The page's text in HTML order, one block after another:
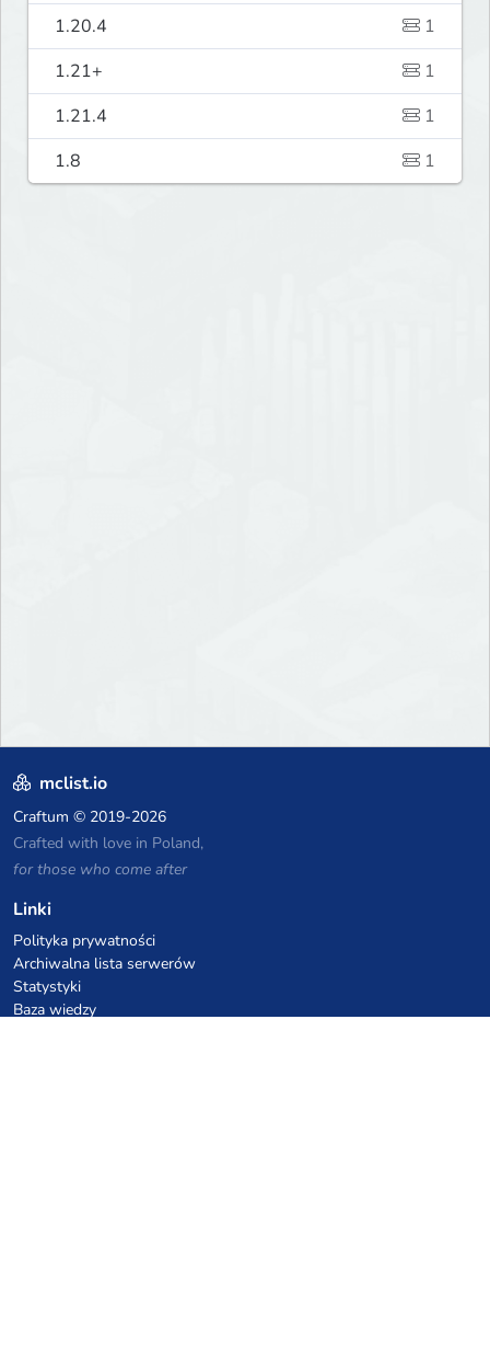
1.20.4
1
1.21+
1
1.21.4
1
1.8
1
mclist.io
Craftum © 2019-2026
Crafted with love in Poland,
for those who come after
Linki
Polityka prywatności
Archiwalna lista serwerów
Statystyki
Baza wiedzy